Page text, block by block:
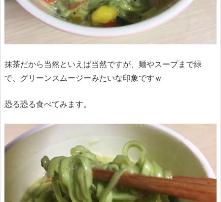
抹茶だから当然といえば当然ですが、麺やスープまで緑
で、グリーンスムージーみたいな印象ですｗ
恐る恐る食べてみます。